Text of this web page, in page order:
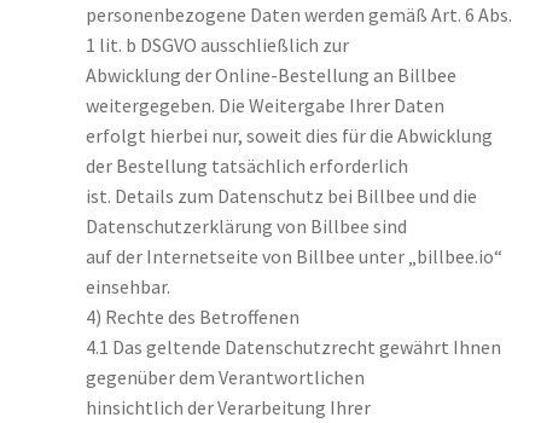
personenbezogene Daten werden gemäß Art. 6 Abs.
1 lit. b DSGVO ausschließlich zur
Abwicklung der Online-Bestellung an Billbee
weitergegeben. Die Weitergabe Ihrer Daten
erfolgt hierbei nur, soweit dies für die Abwicklung
der Bestellung tatsächlich erforderlich
ist. Details zum Datenschutz bei Billbee und die
Datenschutzerklärung von Billbee sind
auf der Internetseite von Billbee unter „billbee.io“
einsehbar.
4) Rechte des Betroffenen
4.1 Das geltende Datenschutzrecht gewährt Ihnen
gegenüber dem Verantwortlichen
hinsichtlich der Verarbeitung Ihrer